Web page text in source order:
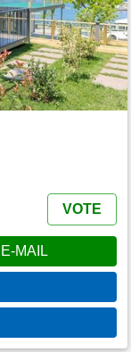
VOTE
E-MAIL